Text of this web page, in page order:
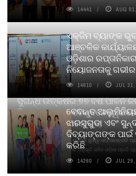
ସୁଗନ୍ଧ ଉତ୍କର୍ଷର ୭୭ ବର୍ଷ ପାଳନ
ପିୟୋର୍‌ ଅଗରବତୀ ଭୁବନେଶ୍ୱରରେ
ନବସୃଜନ ଉନ୍ମୋଚନ କଲା
ବାଉଁଶ ବିହୀନ କଠିନ ଧୂପ ଏବଂ ମେଦିନୀ ଜୁଡୱା କପ୍‌ ସାମ୍ବ୍ରାନି
ଦୀର୍ଘସ୍ଥାୟିତା ଏବଂ ଆଧ୍ୟାତ୍ମିକ ଅନୁଭୂତି ସହିତ ଓଡ଼ିଶା ପ୍ରତି
14441 AUG
ଏକ୍ଜିମ ବ୍ୟାଙ୍କ
ଆଞ୍ଚଳିକ
ଓଡ଼ିଶାର
ନିୟୋଜନତାକୁ
14610 JUL 31,
ବେଦାନ୍ତ
ଝାରସୁଗୁଡା ଏବଂ
ଦିବ୍ୟାଙ୍ଗଙ୍କ ପାଇଁ
କରିଛି
14260 JUL 29,